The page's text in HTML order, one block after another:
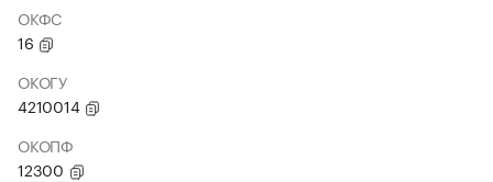
ОКФС
16
ОКОГУ
4210014
ОКОПФ
12300